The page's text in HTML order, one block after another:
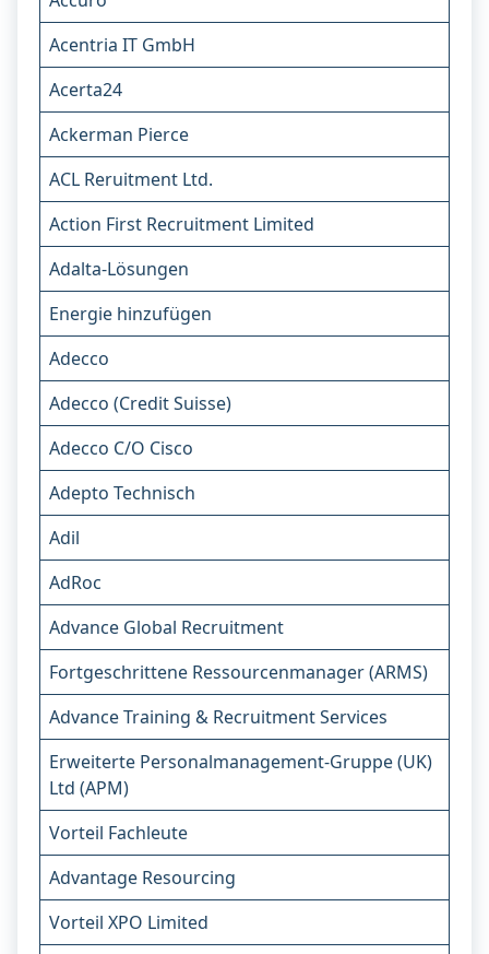
Acentria IT GmbH
Acerta24
Ackerman Pierce
ACL Reruitment Ltd.
Action First Recruitment Limited
Adalta-Lösungen
Energie hinzufügen
Adecco
Adecco (Credit Suisse)
Adecco C/O Cisco
Adepto Technisch
Adil
AdRoc
Advance Global Recruitment
Fortgeschrittene Ressourcenmanager (ARMS)
Advance Training & Recruitment Services
Erweiterte Personalmanagement-Gruppe (UK)
Ltd (APM)
Vorteil Fachleute
Advantage Resourcing
Vorteil XPO Limited